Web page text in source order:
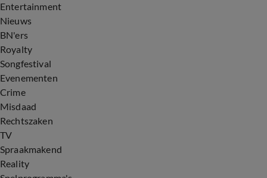
Entertainment
Nieuws
BN'ers
Royalty
Songfestival
Evenementen
Crime
Misdaad
Rechtszaken
TV
Spraakmakend
Reality